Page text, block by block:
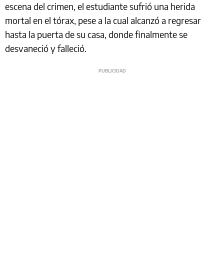
escena del crimen, el estudiante sufrió una herida
mortal en el tórax, pese a la cual alcanzó a regresar
hasta la puerta de su casa, donde finalmente se
desvaneció y falleció.